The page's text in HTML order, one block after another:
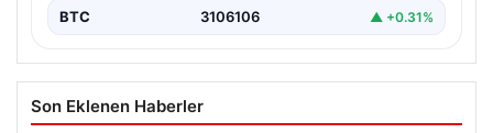
BTC 3106106 ▲ +0.31%
Son Eklenen Haberler